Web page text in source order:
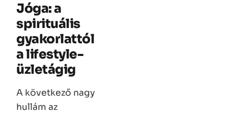
Jóga: a
spirituális
gyakorlattól
a lifestyle-
üzletágig
A következő nagy
hullám az